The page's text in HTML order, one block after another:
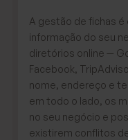
A gestão de fichas
informação do seu
diretórios online —
Facebook,
nome, endereço e
em todo o lado, os
no seu negócio e
existirem conflitos